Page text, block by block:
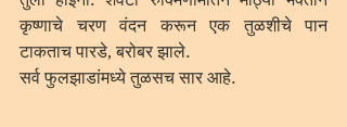
कृष्णाचे चरण वंदन करून एक तुळशीचे पान
टाकताच पारडे, बरोबर झाले.
सर्व फुलझाडांमध्ये तुळसच सार आहे.